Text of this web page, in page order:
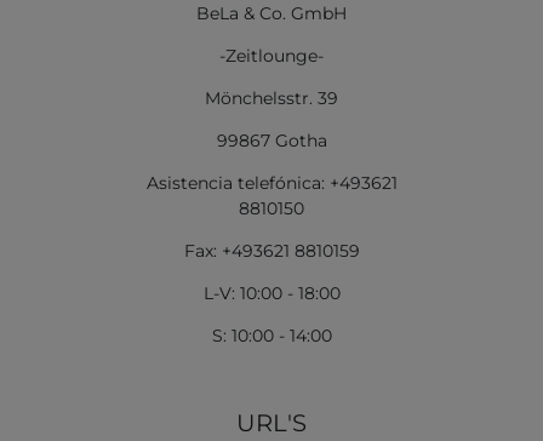
BeLa & Co. GmbH
-Zeitlounge-
Mönchelsstr. 39
99867 Gotha
Asistencia telefónica: +493621
8810150
Fax: +493621 8810159
L-V: 10:00 - 18:00
S: 10:00 - 14:00
URL'S